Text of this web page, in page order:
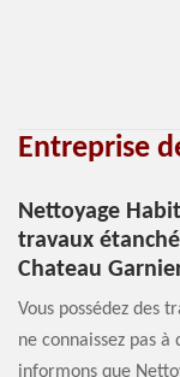
Entreprise
Nettoyage
travaux
Chateau
Vous possédez des
ne connaissez pas à
informons que